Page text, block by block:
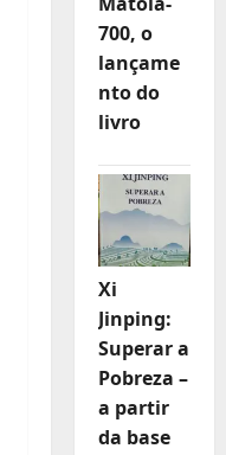
700, o
lançame
nto do
livro
Xi
Jinping:
Superar a
Pobreza –
a partir
da base